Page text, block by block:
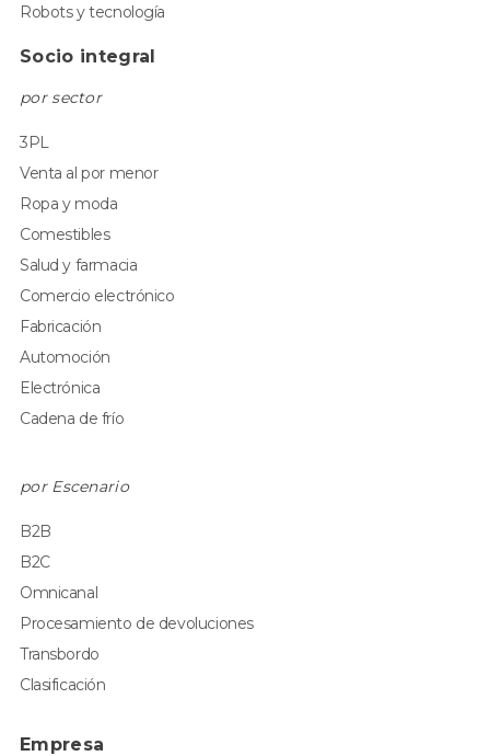
Robots y tecnología
Socio integral
por sector
3PL
Venta al por menor
Ropa y moda
Comestibles
Salud y farmacia
Comercio electrónico
Fabricación
Automoción
Electrónica
Cadena de frío
por Escenario
B2B
B2C
Omnicanal
Procesamiento de devoluciones
Transbordo
Clasificación
Empresa